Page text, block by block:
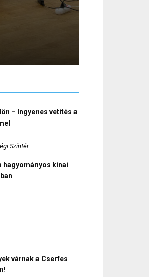
– Ingyenes vetítés a
Színtér
hagyományos kínai
várnak a Cserfes